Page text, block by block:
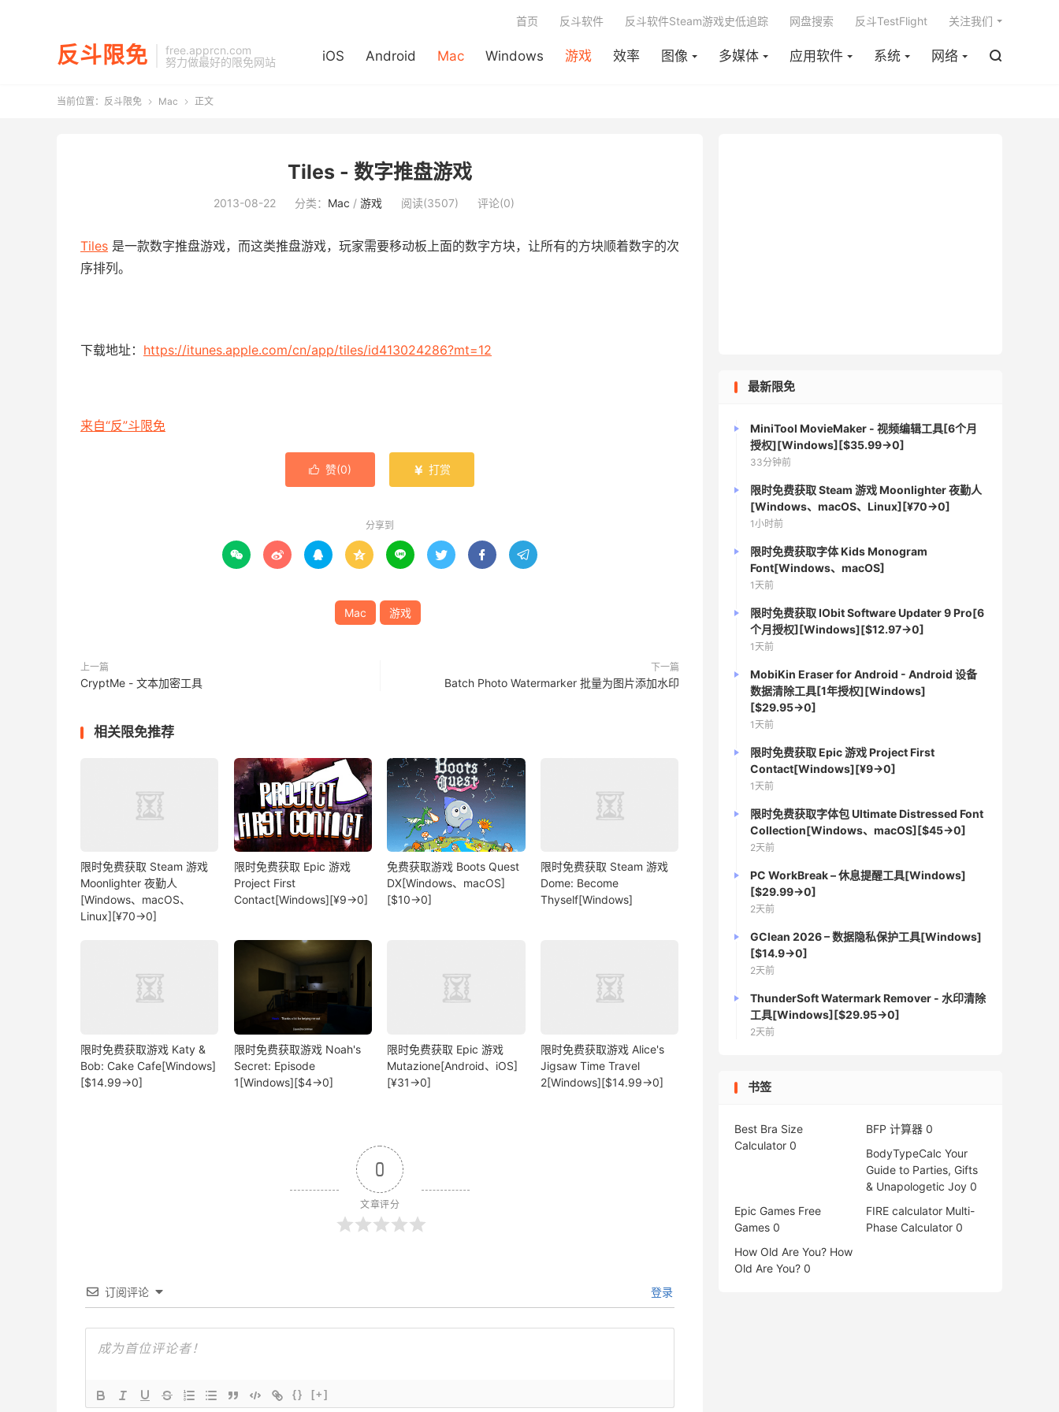
反斗限免
free.apprcn.com
努力做最好的限免网站
iOS Android Mac Windows 游戏 效率 图像 多媒体 应用软件 系统 网络 
首页 反斗软件 反斗软件Steam游戏史低追踪 网盘搜索 反斗TestFlight 关注我们
当前位置： 反斗限免  Mac  正文
Tiles - 数字推盘游戏
2013-08-22 分类： Mac / 游戏 阅读(3507) 评论(0)
Tiles 是一款数字推盘游戏，而这类推盘游戏，玩家需要移动板上面的数字方块，让所有的方块顺着数字的次
序排列。
下载地址： https://itunes.apple.com/cn/app/tiles/id413024286?mt=12
来自“反”斗限免
 赞(0)  打赏
分享到
       
Mac 游戏
上一篇
CryptMe - 文本加密工具
下一篇
Batch Photo Watermarker 批量为图片添加水印
相关限免推荐
限时免费获取 Steam 游戏
Moonlighter 夜勤人
[Windows、macOS、
Linux][¥70→0]
限时免费获取 Epic 游戏
Project First
Contact[Windows][¥9→0]
免费获取游戏 Boots Quest
DX[Windows、macOS]
[$10→0]
限时免费获取 Steam 游戏
Dome: Become
Thyself[Windows]
限时免费获取游戏 Katy &
Bob: Cake Cafe[Windows]
[$14.99→0]
限时免费获取游戏 Noah's
Secret: Episode
1[Windows][$4→0]
限时免费获取 Epic 游戏
Mutazione[Android、iOS]
[¥31→0]
限时免费获取游戏 Alice's
Jigsaw Time Travel
2[Windows][$14.99→0]
0
文章评分
订阅评论 登录
{} [+]
最新限免
MiniTool MovieMaker - 视频编辑工具[6个月
授权][Windows][$35.99→0]
33分钟前
限时免费获取 Steam 游戏 Moonlighter 夜勤人
[Windows、macOS、Linux][¥70→0]
1小时前
限时免费获取字体 Kids Monogram
Font[Windows、macOS]
1天前
限时免费获取 IObit Software Updater 9 Pro[6
个月授权][Windows][$12.97→0]
1天前
MobiKin Eraser for Android - Android 设备
数据清除工具[1年授权][Windows]
[$29.95→0]
1天前
限时免费获取 Epic 游戏 Project First
Contact[Windows][¥9→0]
1天前
限时免费获取字体包 Ultimate Distressed Font
Collection[Windows、macOS][$45→0]
2天前
PC WorkBreak – 休息提醒工具[Windows]
[$29.99→0]
2天前
GClean 2026 – 数据隐私保护工具[Windows]
[$14.9→0]
2天前
ThunderSoft Watermark Remover - 水印清除
工具[Windows][$29.95→0]
2天前
书签
Best Bra Size
Calculator 0
BFP 计算器 0
BodyTypeCalc Your
Guide to Parties, Gifts
& Unapologetic Joy 0
Epic Games Free
Games 0
FIRE calculator Multi-
Phase Calculator 0
How Old Are You? How
Old Are You? 0